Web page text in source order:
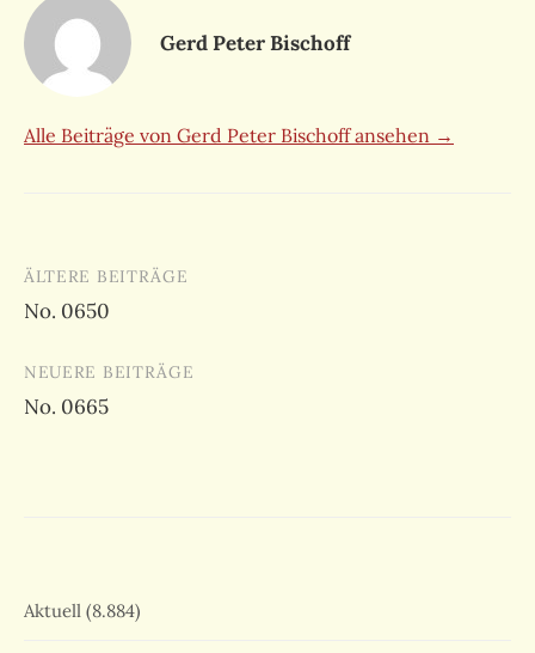
Gerd Peter Bischoff
Alle Beiträge von Gerd Peter Bischoff ansehen →
Beitragsnavigation
ÄLTERE BEITRÄGE
No. 0650
NEUERE BEITRÄGE
No. 0665
Aktuell (8.884)